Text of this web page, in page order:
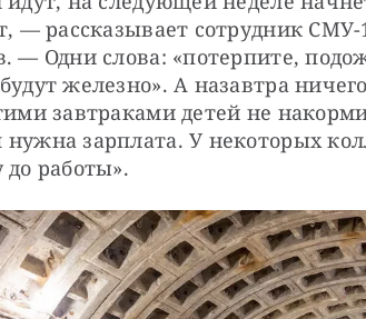
— рассказывает сотрудник
— Одни слова: «потерпите,
железно». А назавтра
завтраками детей не
зарплата. У некоторых
до работы».